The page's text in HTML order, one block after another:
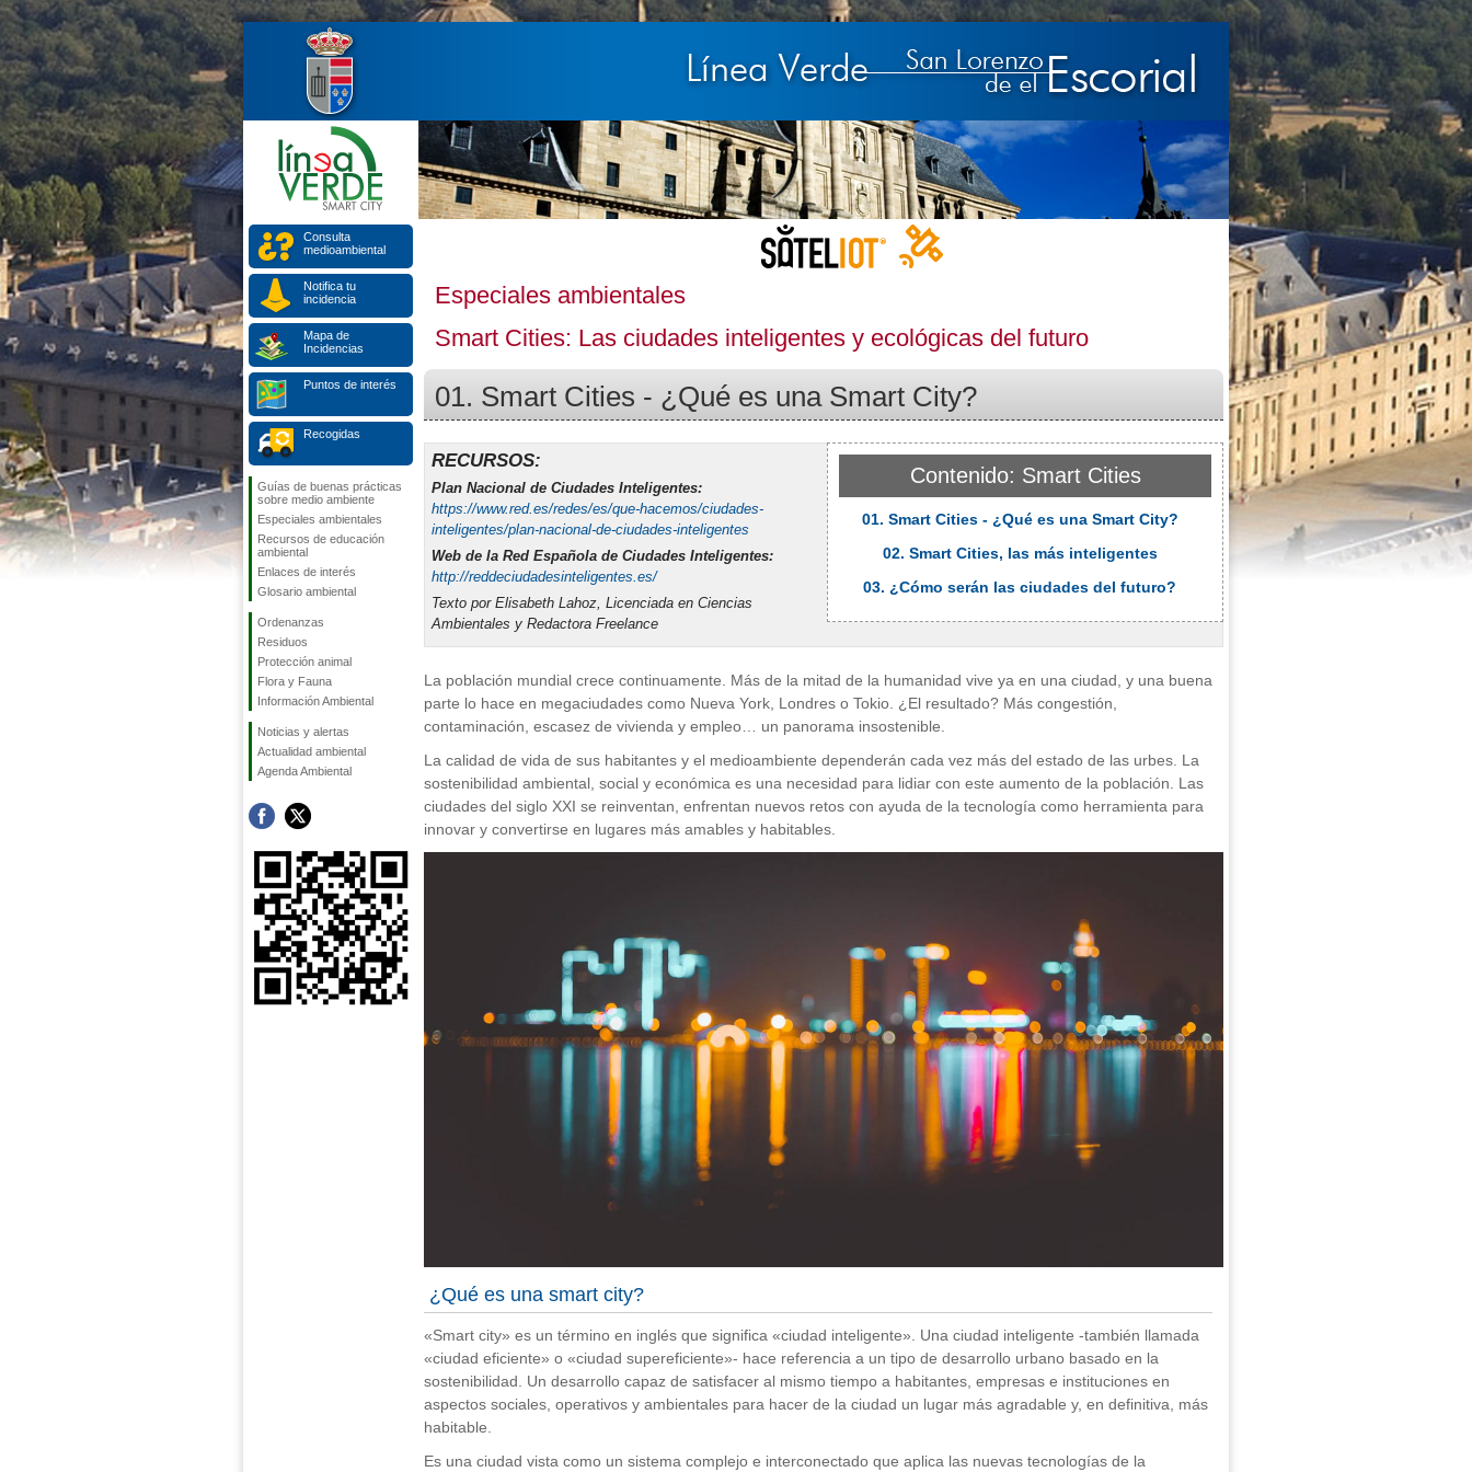
Consulta
medioambiental
Notifica tu
incidencia
Mapa de
Incidencias
Puntos de interés
Recogidas
Guías de buenas prácticas
sobre medio ambiente
Especiales ambientales
Recursos de educación
ambiental
Enlaces de interés
Glosario ambiental
Ordenanzas
Residuos
Protección animal
Flora y Fauna
Información Ambiental
Noticias y alertas
Actualidad ambiental
Agenda Ambiental
Especiales ambientales
Smart Cities: Las ciudades inteligentes y ecológicas del futuro
01. Smart Cities - ¿Qué es una Smart City?
Contenido: Smart Cities
01. Smart Cities - ¿Qué es una Smart City?
02. Smart Cities, las más inteligentes
03. ¿Cómo serán las ciudades del futuro?
RECURSOS:
Plan Nacional de Ciudades Inteligentes:
https://www.red.es/redes/es/que-hacemos/ciudades-
inteligentes/plan-nacional-de-ciudades-inteligentes
Web de la Red Española de Ciudades Inteligentes:
http://reddeciudadesinteligentes.es/
Texto por Elisabeth Lahoz, Licenciada en Ciencias
Ambientales y Redactora Freelance
La población mundial crece continuamente. Más de la mitad de la humanidad vive ya en una ciudad, y una buena
parte lo hace en megaciudades como Nueva York, Londres o Tokio. ¿El resultado? Más congestión,
contaminación, escasez de vivienda y empleo… un panorama insostenible.
La calidad de vida de sus habitantes y el medioambiente dependerán cada vez más del estado de las urbes. La
sostenibilidad ambiental, social y económica es una necesidad para lidiar con este aumento de la población. Las
ciudades del siglo XXI se reinventan, enfrentan nuevos retos con ayuda de la tecnología como herramienta para
innovar y convertirse en lugares más amables y habitables.
¿Qué es una smart city?
«Smart city» es un término en inglés que significa «ciudad inteligente». Una ciudad inteligente -también llamada
«ciudad eficiente» o «ciudad supereficiente»- hace referencia a un tipo de desarrollo urbano basado en la
sostenibilidad. Un desarrollo capaz de satisfacer al mismo tiempo a habitantes, empresas e instituciones en
aspectos sociales, operativos y ambientales para hacer de la ciudad un lugar más agradable y, en definitiva, más
habitable.
Es una ciudad vista como un sistema complejo e interconectado que aplica las nuevas tecnologías de la